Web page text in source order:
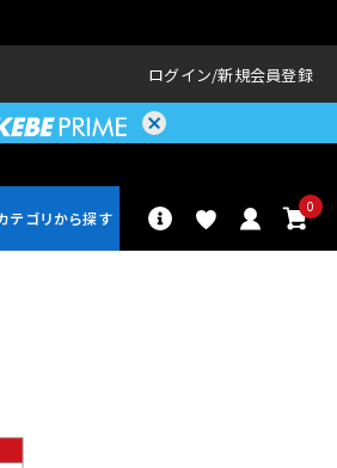
ログイン 新規会員登録
0